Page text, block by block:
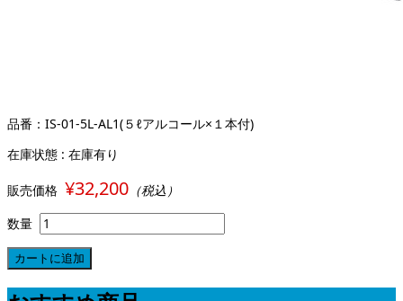
品番：IS-01-5L-AL1(５ℓアルコール×１本付)
在庫状態 : 在庫有り
販売価格 ¥32,200 （税込）
数量